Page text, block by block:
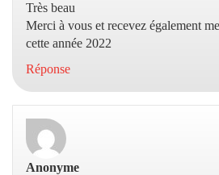
Très beau
Merci à vous et recevez également
cette année 2022
Réponse
Anonyme